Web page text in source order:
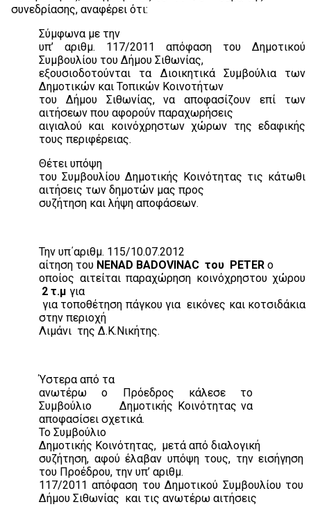
συνεδρίασης, αναφέρει ότι:
Σύμφωνα με την
υπ’ αριθμ. 117/2011 απόφαση του Δημοτικού
Συμβουλίου του Δήμου Σιθωνίας,
εξουσιοδοτούνται τα Διοικητικά Συμβούλια των
Δημοτικών και Τοπικών Κοινοτήτων
του Δήμου Σιθωνίας, να αποφασίζουν επί των
αιτήσεων που αφορούν παραχωρήσεις
αιγιαλού και κοινόχρηστων χώρων της εδαφικής
τους περιφέρειας.
Θέτει υπόψη
του Συμβουλίου Δημοτικής Κοινότητας τις κάτωθι
αιτήσεις των δημοτών μας προς
συζήτηση και λήψη αποφάσεων.
Την υπ΄αριθμ. 115/10.07.2012
αίτηση του NENAD BADOVINAC του PETER ο
οποίος αιτείται παραχώρηση κοινόχρηστου χώρου
2 τ.μ για
για τοποθέτηση πάγκου για εικόνες και κοτσιδάκια
στην περιοχή
Λιμάνι της Δ.Κ.Νικήτης.
Ύστερα από τα
ανωτέρω ο Πρόεδρος κάλεσε το
Συμβούλιο
Δημοτικής Κοινότητας να
αποφασίσει σχετικά.
Το Συμβούλιο
Δημοτικής Κοινότητας, μετά από διαλογική
συζήτηση, αφού έλαβαν υπόψη τους, την εισήγηση
του Προέδρου, την υπ’ αριθμ.
117/2011 απόφαση του Δημοτικού Συμβουλίου του
Δήμου Σιθωνίας και τις ανωτέρω αιτήσεις